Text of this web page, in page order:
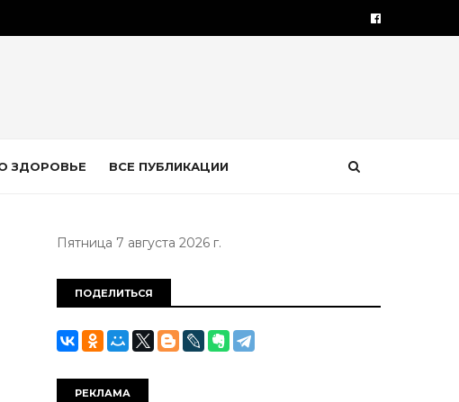
ЗДОРОВЬЕ ВСЕ ПУБЛИКАЦИИ
Пятница 7 августа 2026 г.
ПОДЕЛИТЬСЯ
РЕКЛАМА